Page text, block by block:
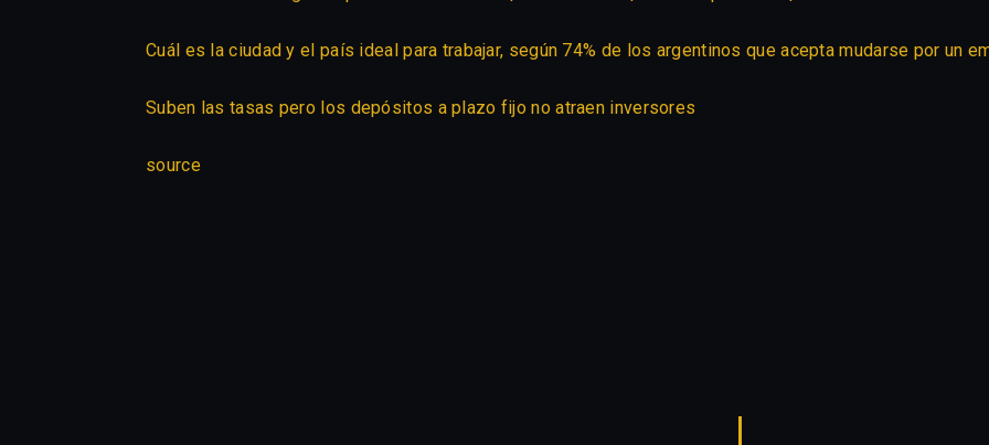
Cuál es la ciudad y el país ideal para trabajar, según 74% de los argentinos que acepta mudarse por un
Suben las tasas pero los depósitos a plazo fijo no atraen inversores
source